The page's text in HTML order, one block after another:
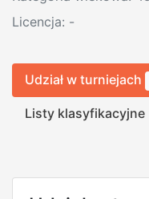
Licencja: -
Udział w turniejach
Listy klasyfikacyjne